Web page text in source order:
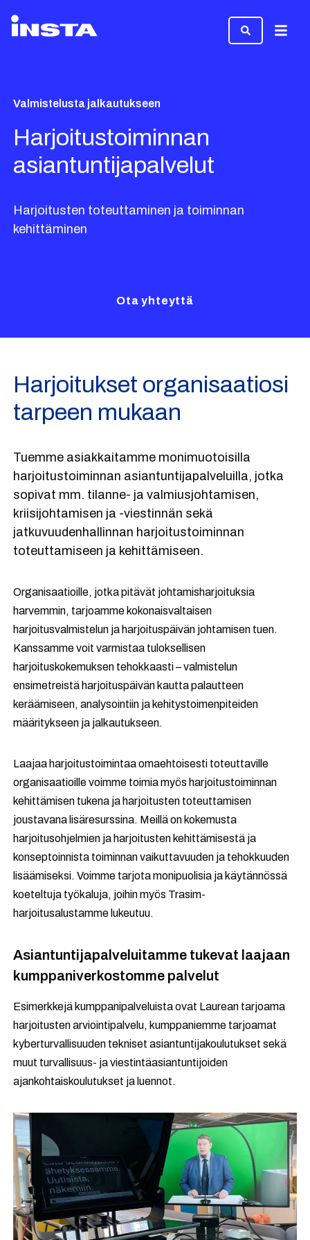
Valmistelusta jalkautukseen
Harjoitustoiminnan
asiantuntijapalvelut
Harjoitusten toteuttaminen ja toiminnan
kehittäminen
Ota yhteyttä
Harjoitukset organisaatiosi
tarpeen mukaan
Tuemme asiakkaitamme monimuotoisilla
harjoitustoiminnan asiantuntijapalveluilla, jotka
sopivat mm. tilanne- ja valmiusjohtamisen,
kriisijohtamisen ja -viestinnän sekä
jatkuvuudenhallinnan harjoitustoiminnan
toteuttamiseen ja kehittämiseen.
Organisaatioille, jotka pitävät johtamisharjoituksia
harvemmin, tarjoamme kokonaisvaltaisen
harjoitusvalmistelun ja harjoituspäivän johtamisen tuen.
Kanssamme voit varmistaa tuloksellisen
harjoituskokemuksen tehokkaasti – valmistelun
ensimetreistä harjoituspäivän kautta palautteen
keräämiseen, analysointiin ja kehitystoimenpiteiden
määritykseen ja jalkautukseen.
Laajaa harjoitustoimintaa omaehtoisesti toteuttaville
organisaatioille voimme toimia myös harjoitustoiminnan
kehittämisen tukena ja harjoitusten toteuttamisen
joustavana lisäresurssina. Meillä on kokemusta
harjoitusohjelmien ja harjoitusten kehittämisestä ja
konseptoinnista toiminnan vaikuttavuuden ja tehokkuuden
lisäämiseksi. Voimme tarjota monipuolisia ja käytännössä
koeteltuja työkaluja, joihin myös Trasim-
harjoitusalustamme lukeutuu.
Asiantuntijapalveluitamme tukevat laajaan
kumppaniverkostomme palvelut
Esimerkkejä kumppanipalveluista ovat Laurean tarjoama
harjoitusten arviointipalvelu, kumppaniemme tarjoamat
kyberturvallisuuden tekniset asiantuntijakoulutukset sekä
muut turvallisuus- ja viestintäasiantuntijoiden
ajankohtaiskoulutukset ja luennot.